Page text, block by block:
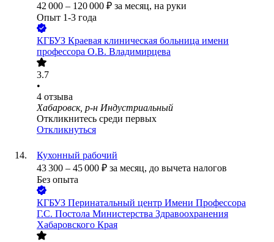
42 000 – 120 000 ₽ за месяц, на руки
Опыт 1-3 года
КГБУЗ Краевая клиническая больница имени
профессора О.В. Владимирцева
3.7
•
4 отзыва
Хабаровск, р-н Индустриальный
Откликнитесь среди первых
Откликнуться
Кухонный рабочий
43 300 – 45 000 ₽ за месяц, до вычета налогов
Без опыта
КГБУЗ Перинатальный центр Имени Профессора
Г.С. Постола Министерства Здравоохранения
Хабаровского Края